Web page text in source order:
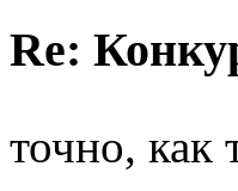
Re:
точно, как